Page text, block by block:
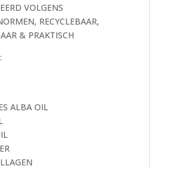
VOLGENS
RECYCLEBAAR,
& PRAKTISCH
ALBA OIL